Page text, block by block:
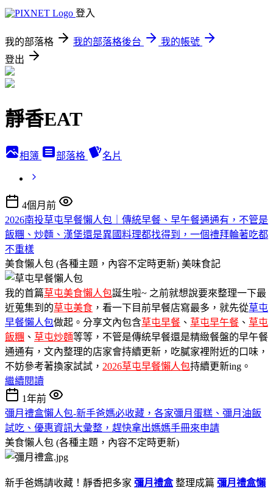
登入
我的部落格 我的部落格後台
我的帳號
登出
靜香EAT
相簿 部落格 名片
4個月前
2026南投草屯早餐懶人包｜傳統早餐、早午餐通通有，不管是
飯糰、炒麵、漢堡還是異國料理都找得到，一個禮拜輪著吃都
不重樣
美食懶人包 (各種主題，內容不定時更新) 美味食記
我的首篇草屯美食懶人包誕生啦~ 之前就想說要來整理一下最
近蒐集到的草屯美食 ，看一下目前早餐店寫最多，就先從草屯
早餐懶人包做起。分享文內包含草屯早餐 、 草屯早午餐 、 草屯
飯糰 、 草屯炒麵等等，不管是傳統早餐還是精緻餐盤的早午餐
通通有，文內整理的店家會持續更新，吃膩家裡附近的口味，
不妨參考著換家試試， 2026草屯早餐懶人包持續更新ing。
繼續閱讀
1年前
彌月禮盒懶人包-新手爸媽必收藏，各家彌月蛋糕、彌月油飯
試吃、優惠資訊大彙整，趕快拿出媽媽手冊來申請
美食懶人包 (各種主題，內容不定時更新)
新手爸媽請收藏！靜香把多家 彌月禮盒 整理成篇 彌月禮盒懶